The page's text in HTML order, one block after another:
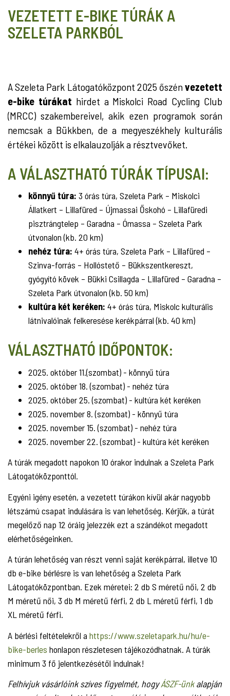
VEZETETT E-BIKE TÚRÁK A
SZELETA PARKBÓL
A Szeleta Park Látogatóközpont 2025 őszénvezetett
e-bike túrákat hirdet a Miskolci Road Cycling Club
(MRCC) szakembereivel, akik ezen programok során
nemcsak a Bükkben, de a megyeszékhely kulturális
értékei között is elkalauzolják a résztvevőket.
A VÁLASZTHATÓ TÚRÁK TÍPUSAI:
könnyű túra: 3 órás túra, Szeleta Park – Miskolci
Állatkert – Lillafüred – Újmassai Őskohó – Lillafüredi
pisztrángtelep – Garadna – Ómassa – Szeleta Park
útvonalon (kb. 20 km)
nehéz túra: 4+ órás túra, Szeleta Park – Lillafüred –
Szinva-forrás – Hollóstető – Bükkszentkereszt,
gyógyító kövek – Bükki Csillagda – Lillafüred – Garadna –
Szeleta Park útvonalon (kb. 50 km)
kultúra két keréken: 4+ órás túra, Miskolc kulturális
látnivalóinak felkeresése kerékpárral (kb. 40 km)
VÁLASZTHATÓ IDŐPONTOK:
2025. október 11.(szombat) - könnyű túra
2025. október 18. (szombat) - nehéz túra
2025. október 25. (szombat) - kultúra két keréken
2025. november 8. (szombat) - könnyű túra
2025. november 15. (szombat) - nehéz túra
2025. november 22. (szombat) - kultúra két keréken
A túrák megadott napokon 10 órakor indulnak a Szeleta Park
Látogatóközponttól.
Egyéni igény esetén, a vezetett túrákon kívül akár nagyobb
létszámú csapat indulására is van lehetőség. Kérjük, a túrát
megelőző nap 12 óráig jelezzék ezt a szándékot megadott
elérhetőségeinken.
A túrán lehetőség van részt venni saját kerékpárral, illetve 10
db e-bike bérlésre is van lehetőség a Szeleta Park
Látogatóközpontban. Ezek méretei: 2 db S méretű női, 2 db
M méretű női, 3 db M méretű férfi, 2 db L méretű férfi, 1 db
XL méretű férfi.
A bérlési feltételekről a https://www.szeletapark.hu/hu/e-
bike-berles honlapon részletesen tájékozódhatnak. A túrák
minimum 3 fő jelentkezésétől indulnak!
Felhívjuk vásárlóink szíves figyelmét, hogyÁSZF-ünkalapján